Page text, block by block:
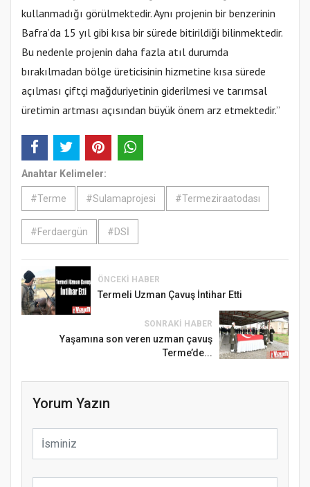
kullanmadığı görülmektedir. Aynı projenin bir benzerinin
Bafra’da 15 yıl gibi kısa bir sürede bitirildiği bilinmektedir.
Bu nedenle projenin daha fazla atıl durumda
bırakılmadan bölge üreticisinin hizmetine kısa sürede
açılması çiftçi mağduriyetinin giderilmesi ve tarımsal
üretimin artması açısından büyük önem arz etmektedir.”
Anahtar Kelimeler:
#Terme #Sulamaprojesi #Termeziraatodası
#Ferdaergün #DSİ
ÖNCEKI HABER
Termeli Uzman Çavuş İntihar Etti
SONRAKI HABER
Yaşamına son veren uzman çavuş
Terme’de...
Yorum Yazın